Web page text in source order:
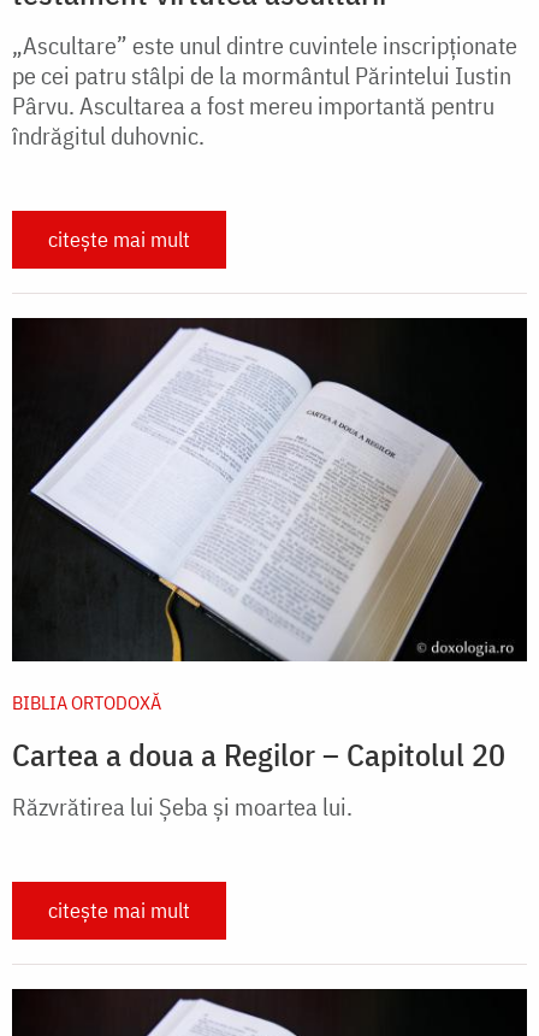
„Ascultare” este unul dintre cuvintele inscripționate
pe cei patru stâlpi de la mormântul Părintelui Iustin
Pârvu. Ascultarea a fost mereu importantă pentru
îndrăgitul duhovnic.
citește mai mult
BIBLIA ORTODOXĂ
Cartea a doua a Regilor – Capitolul 20
Răzvrătirea lui Șeba și moartea lui.
citește mai mult